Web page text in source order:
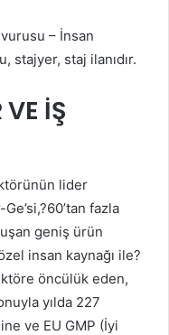
– İnsan
stajyer, staj ilanıdır.
VE İŞ
lider
fazla
geniş ürün
insan kaynağı ile?
öncülük eden,
yılda 227
ve EU GMP (İyi